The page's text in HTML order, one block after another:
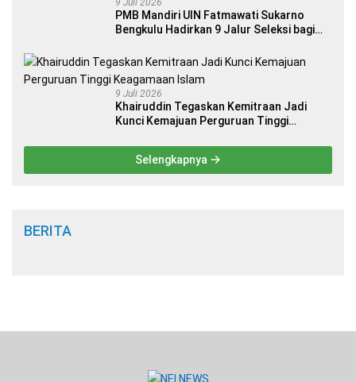
9 Juli 2026
PMB Mandiri UIN Fatmawati Sukarno
Bengkulu Hadirkan 9 Jalur Seleksi bagi
9 Juli 2026
Khairuddin Tegaskan Kemitraan Jadi
Kunci Kemajuan Perguruan Tinggi
Selengkapnya
BERITA